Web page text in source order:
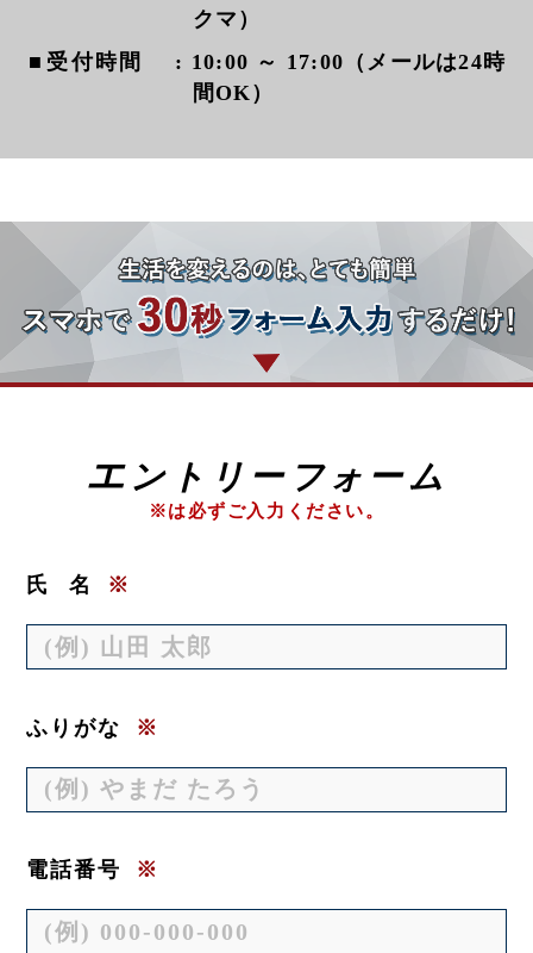
クマ）
受付時間
: 10:00 ～ 17:00（メールは24時
間OK）
エントリーフォーム
※は必ずご入力ください。
氏名 ※
ふりがな ※
電話番号 ※